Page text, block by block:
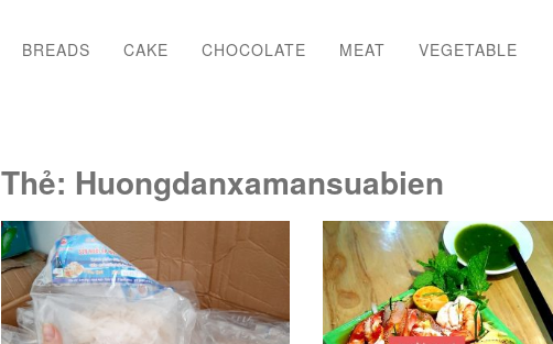
BREADS CAKE CHOCOLATE MEAT VEGETABLE
Thẻ: Huongdanxamansuabien